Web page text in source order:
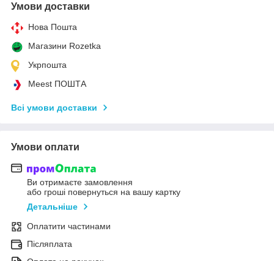
Умови доставки
Нова Пошта
Магазини Rozetka
Укрпошта
Meest ПОШТА
Всі умови доставки
Умови оплати
Ви отримаєте замовлення
або гроші повернуться на вашу картку
Детальніше
Оплатити частинами
Післяплата